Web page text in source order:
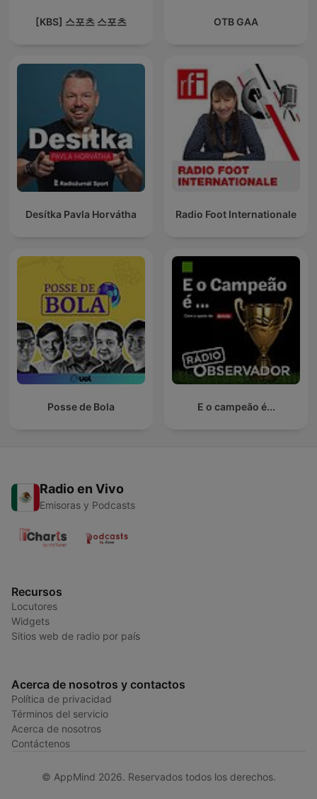
[KBS] 스포츠 스포츠 OTB GAA
Desítka Pavla Horvátha Radio Foot Internationale
Posse de Bola E o campeão é...
Radio en Vivo
Emisoras y Podcasts
Recursos
Locutores
Widgets
Sitios web de radio por país
Acerca de nosotros y contactos
Política de privacidad
Términos del servicio
Acerca de nosotros
Contáctenos
© AppMind 2026. Reservados todos los derechos.